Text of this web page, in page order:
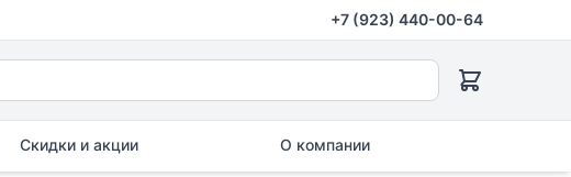
+7 (923) 440-00-64
Скидки и акции О компании